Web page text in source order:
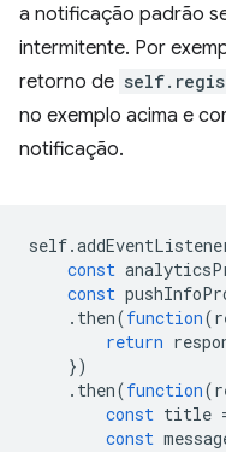
a notificação padrão
intermitente. Por
retorno de
no exemplo acima e
notificação.
self.
const
const
. then(function(
return
})
. then(function(
const title
const